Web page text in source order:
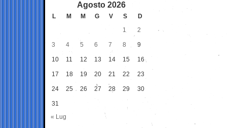
Agosto 2026
L M M G V S
D
1
2
3 4 5 6 7 8 9
10 11 12 13 14 15 16
17 18 19 20 21 22 23
24 25 26 27 28 29 30
31
« Lug